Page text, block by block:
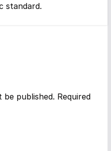
standard.
be published. Required